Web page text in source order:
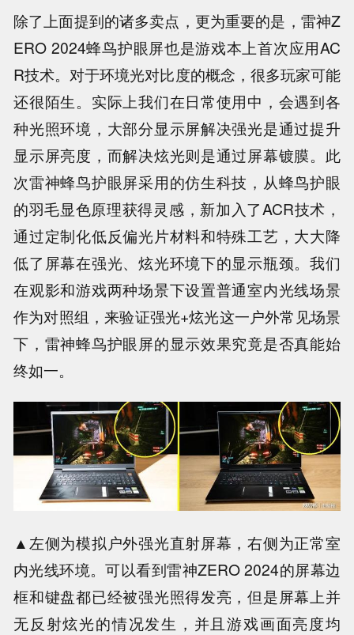
除了上面提到的诸多卖点，更为重要的是，雷神Z
ERO 2024蜂鸟护眼屏也是游戏本上首次应用AC
R技术。对于环境光对比度的概念，很多玩家可能
还很陌生。实际上我们在日常使用中，会遇到各
种光照环境，大部分显示屏解决强光是通过提升
显示屏亮度，而解决炫光则是通过屏幕镀膜。此
次雷神蜂鸟护眼屏采用的仿生科技，从蜂鸟护眼
的羽毛显色原理获得灵感，新加入了ACR技术，
通过定制化低反偏光片材料和特殊工艺，大大降
低了屏幕在强光、炫光环境下的显示瓶颈。我们
在观影和游戏两种场景下设置普通室内光线场景
作为对照组，来验证强光+炫光这一户外常见场景
下，雷神蜂鸟护眼屏的显示效果究竟是否真能始
终如一。
▲左侧为模拟户外强光直射屏幕，右侧为正常室
内光线环境。可以看到雷神ZERO 2024的屏幕边
框和键盘都已经被强光照得发亮，但是屏幕上并
无反射炫光的情况发生，并且游戏画面亮度均